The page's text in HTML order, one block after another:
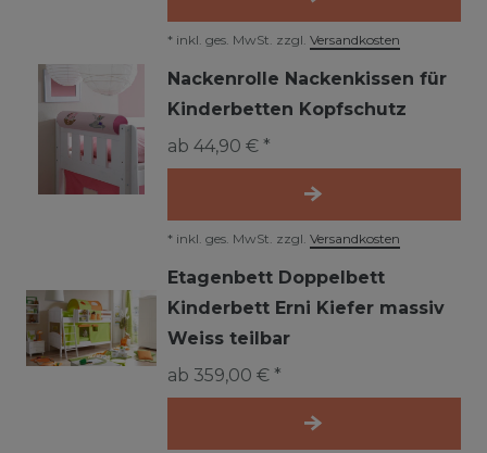
* inkl. ges. MwSt. zzgl. Versandkosten
Nackenrolle Nackenkissen für
Kinderbetten Kopfschutz
ab 44,90 € *
* inkl. ges. MwSt. zzgl. Versandkosten
Etagenbett Doppelbett
Kinderbett Erni Kiefer massiv
Weiss teilbar
ab 359,00 € *